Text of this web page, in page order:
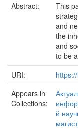
Abstract:
This
and
the
and
to be
URI:
Appears in
Collections:
й